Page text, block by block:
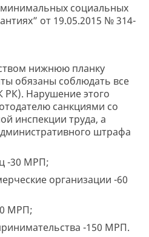
минимальных социальных
от 19.05.2015 № 314-
нижнюю планку
обязаны соблюдать все
РК). Нарушение этого
санкциями со
инспекции труда, а
штрафа
-30 МРП;
организации -60
МРП;
-150 МРП.